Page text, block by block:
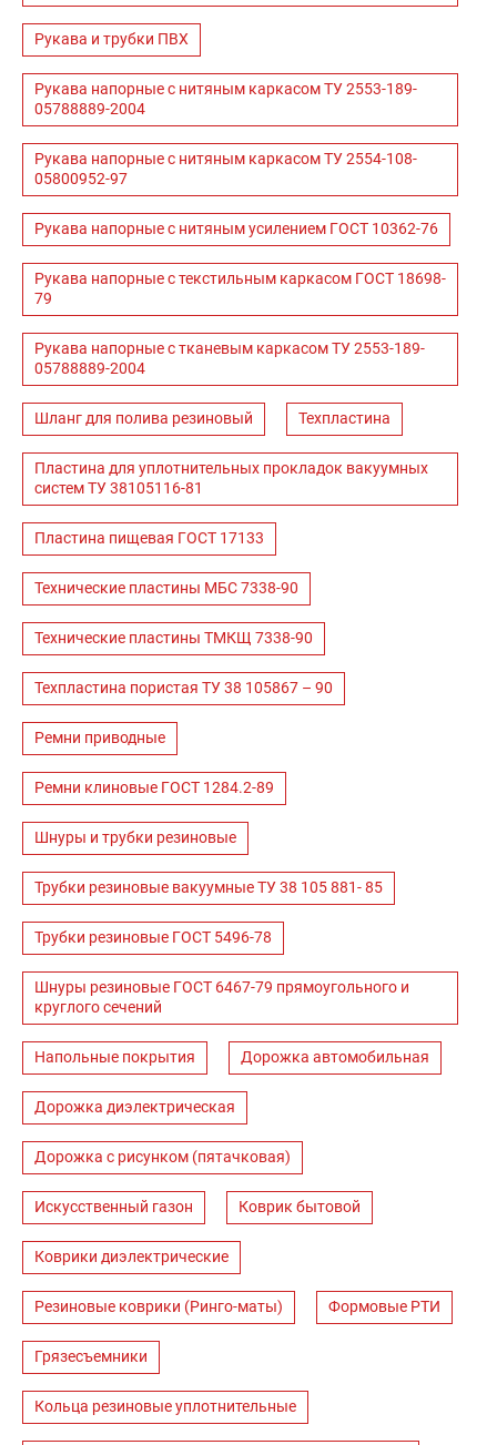
Рукава и трубки ПВХ
Рукава напорные с нитяным каркасом ТУ 2553-189-
05788889-2004
Рукава напорные с нитяным каркасом ТУ 2554-108-
05800952-97
Рукава напорные с нитяным усилением ГОСТ 10362-76
Рукава напорные с текстильным каркасом ГОСТ 18698-
79
Рукава напорные с тканевым каркасом ТУ 2553-189-
05788889-2004
Шланг для полива резиновый Техпластина
Пластина для уплотнительных прокладок вакуумных
систем ТУ 38105116-81
Пластина пищевая ГОСТ 17133
Технические пластины МБС 7338-90
Технические пластины ТМКЩ 7338-90
Техпластина пористая ТУ 38 105867 – 90
Ремни приводные
Ремни клиновые ГОСТ 1284.2-89
Шнуры и трубки резиновые
Трубки резиновые вакуумные ТУ 38 105 881- 85
Трубки резиновые ГОСТ 5496-78
Шнуры резиновые ГОСТ 6467-79 прямоугольного и
круглого сечений
Напольные покрытия Дорожка автомобильная
Дорожка диэлектрическая
Дорожка с рисунком (пятачковая)
Искусственный газон Коврик бытовой
Коврики диэлектрические
Резиновые коврики (Ринго-маты) Формовые РТИ
Грязесъемники
Кольца резиновые уплотнительные